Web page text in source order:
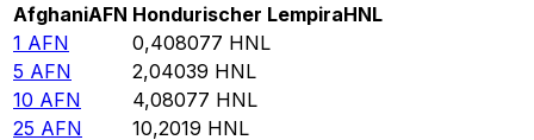
AfghaniAFN Hondurischer LempiraHNL
1 AFN 0,408077 HNL
5 AFN 2,04039 HNL
10 AFN 4,08077 HNL
25 AFN 10,2019 HNL